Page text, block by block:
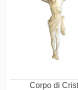
Corpo di